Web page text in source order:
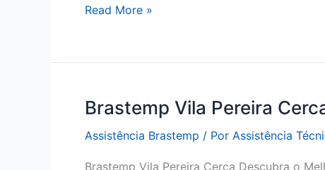
Brastemp
Paulo
Read More »
Brastemp Vila Pereira
Assistência Brastemp / Por Assistência
Brastemp Vila Pereira Cerca Descubra o